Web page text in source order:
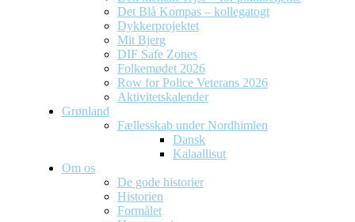
Det Blå Kompas – kollegatogt
Dykkerprojektet
Mit Bjerg
DIF Safe Zones
Folkemødet 2026
Row for Police Veterans 2026
Aktivitetskalender
Grønland
Fællesskab under Nordhimlen
Dansk
Kalaallisut
Om os
De gode historier
Historien
Formålet